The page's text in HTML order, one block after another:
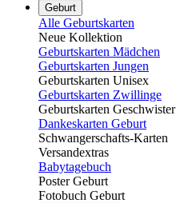
Geburt
Alle Geburtskarten
Neue Kollektion
Geburtskarten Mädchen
Geburtskarten Jungen
Geburtskarten Unisex
Geburtskarten Zwillinge
Geburtskarten Geschwister
Dankeskarten Geburt
Schwangerschafts-Karten
Versandextras
Babytagebuch
Poster Geburt
Fotobuch Geburt